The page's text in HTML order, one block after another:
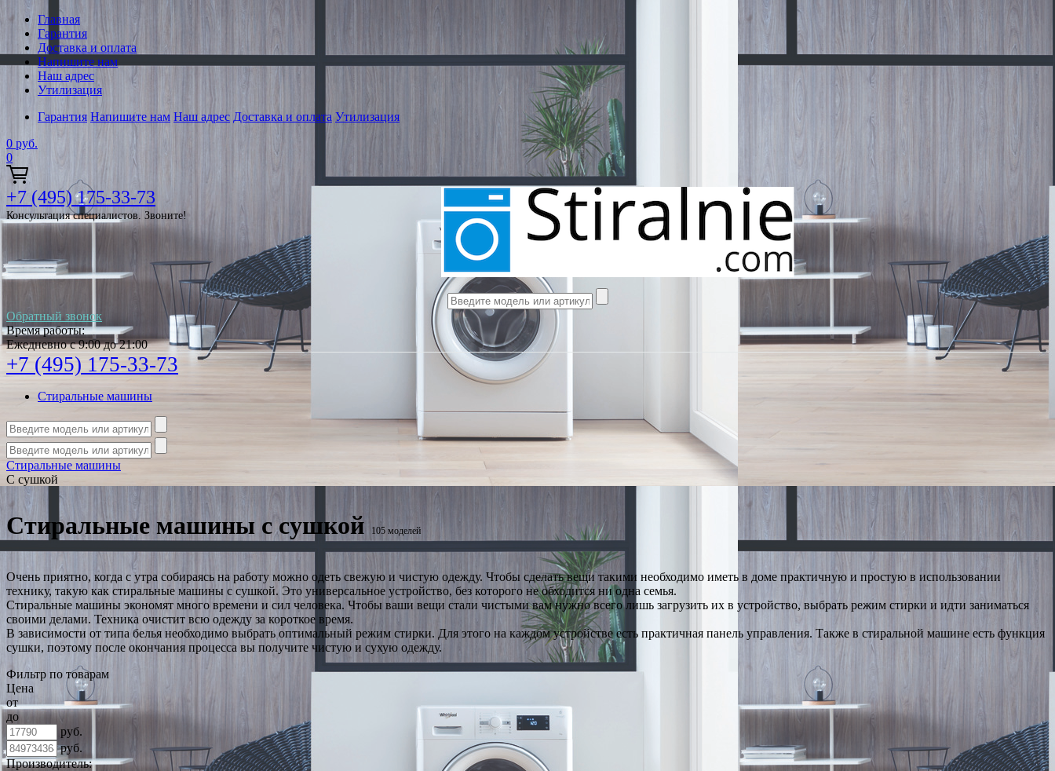
Главная
Гарантия
Доставка и оплата
Напишите нам
Наш адрес
Утилизация
Гарантия Напишите нам Наш адрес Доставка и оплата Утилизация
0 руб.
0
+7 (495) 175-33-73
Консультация специалистов. Звоните!
Обратный звонок
Время работы:
Ежедневно с 9:00 до 21:00
+7 (495) 175-33-73
Стиральные машины
Стиральные машины
С сушкой
Стиральные машины с сушкой 105 моделей
Очень приятно, когда с утра собираясь на работу можно одеть свежую и чистую одежду. Чтобы сделать вещи такими необходимо иметь в доме практичную и простую в использовании
технику, такую как стиральные машины с сушкой. Это универсальное устройство, без которого не обходится ни одна семья.
Стиральные машины экономят много времени и сил человека. Чтобы ваши вещи стали чистыми вам нужно всего лишь загрузить их в устройство, выбрать режим стирки и идти заниматься
своими делами. Техника очистит всю одежду за короткое время.
В зависимости от типа белья необходимо выбрать оптимальный режим стирки. Для этого на каждом устройстве есть практичная панель управления. Также в стиральной машине есть функция
сушки, поэтому после окончания процесса вы получите чистую и сухую одежду.
Фильтр по товарам
Цена
от
до
руб.
руб.
Производитель: